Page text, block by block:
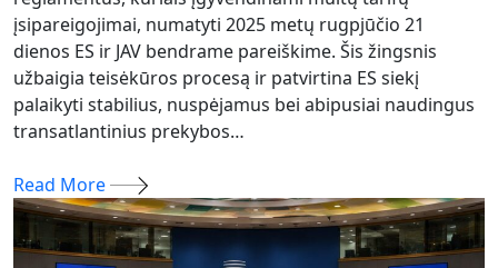
įsipareigojimai, numatyti 2025 metų rugpjūčio 21
dienos ES ir JAV bendrame pareiškime. Šis žingsnis
užbaigia teisėkūros procesą ir patvirtina ES siekį
palaikyti stabilius, nuspėjamus bei abipusiai naudingus
transatlantinius prekybos…
Read More